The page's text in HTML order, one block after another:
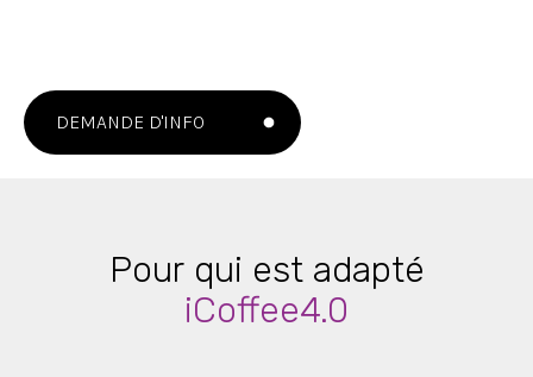
DEMANDE D'INFO
Pour qui est adapté
iCoffee4.0